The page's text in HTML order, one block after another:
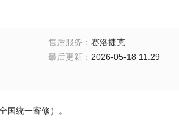
售后服务 ：赛洛捷克
最后更新 ： 2026-05-18 11:29
统一寄修）。